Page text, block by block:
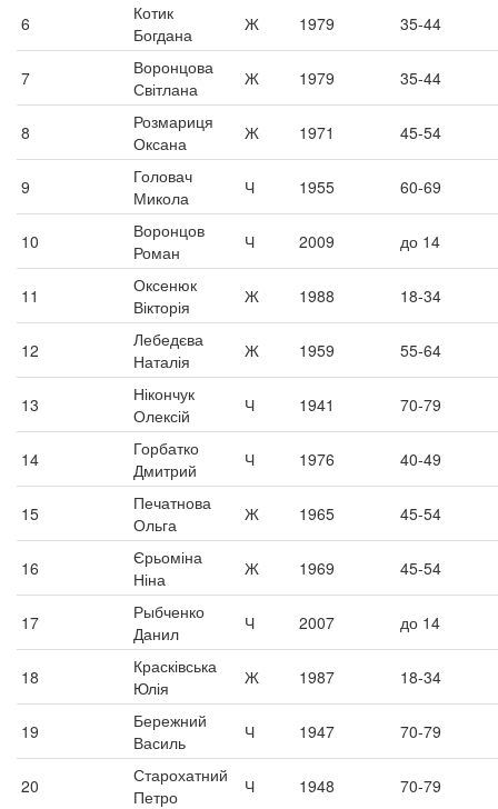
6
Котик
Богдана
Ж 1979 35-44
7
Воронцова
Світлана
Ж 1979 35-44
8
Розмариця
Оксана
Ж 1971 45-54
9
Головач
Микола
Ч 1955 60-69
10
Воронцов
Роман
Ч 2009 до 14
11
Оксенюк
Вікторія
Ж 1988 18-34
12
Лебедєва
Наталія
Ж 1959 55-64
13
Нікончук
Олексій
Ч 1941 70-79
14
Горбатко
Дмитрий
Ч 1976 40-49
15
Печатнова
Ольга
Ж 1965 45-54
16
Єрьоміна
Ніна
Ж 1969 45-54
17
Рыбченко
Данил
Ч 2007 до 14
18
Красківська
Юлія
Ж 1987 18-34
19
Бережний
Василь
Ч 1947 70-79
20
Старохатний
Петро
Ч 1948
70-79